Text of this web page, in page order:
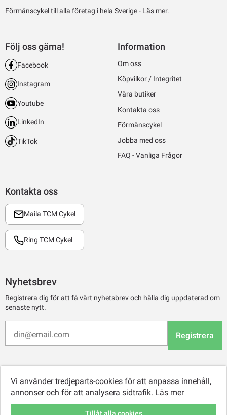
Förmånscykel till alla företag i hela Sverige - Läs mer.
Kontakta oss
Maila TCM Cykel
Ring TCM Cykel
Följ oss gärna!
Facebook
Instagram
Youtube
LinkedIn
TikTok
Information
Om oss
Köpvilkor / Integritet
Våra butiker
Kontakta oss
Förmånscykel
Jobba med oss
FAQ - Vanliga Frågor
Nyhetsbrev
Registrera dig för att få vårt nyhetsbrev och hålla dig uppdaterad om
senaste nytt.
Registrera
Vi använder tredjeparts-cookies för att anpassa innehåll,
annonser och för att analysera sidtrafik. Läs mer